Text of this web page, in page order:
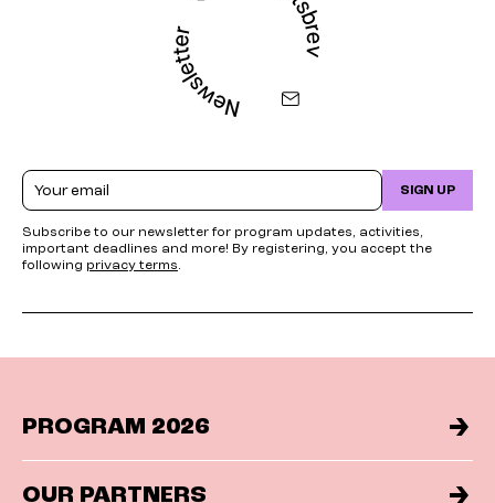
Email SIGN UP
Subscribe to our newsletter for program updates, activities,
important deadlines and more! By registering, you accept the
following privacy terms.
PROGRAM 2026
OUR PARTNERS